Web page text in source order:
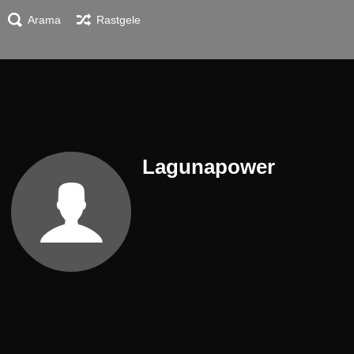
Arama Rastgele
Lagunapower